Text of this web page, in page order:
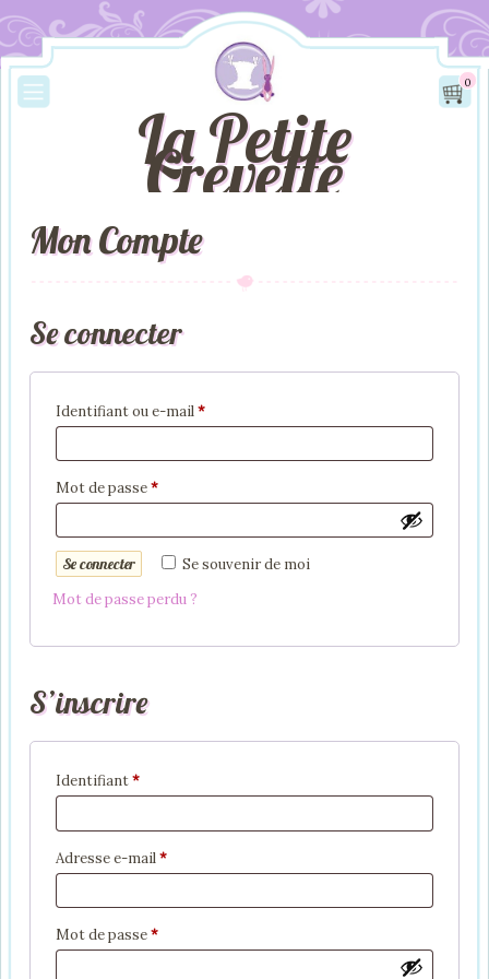
La Petite
Crevette
0
Mon Compte
Se connecter
Identifiant ou e-mail*Obligatoire
Mot de passe*Obligatoire
Se souvenir de moi
Se connecter
Mot de passe perdu ?
S’inscrire
Identifiant*Obligatoire
Adresse e-mail*Obligatoire
Mot de passe*Obligatoire